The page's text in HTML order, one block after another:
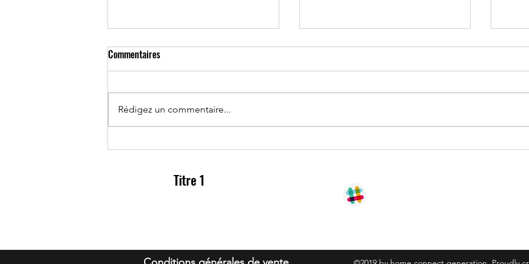
ROSE ÉTERNELLE version HCG &
Découvrez nos dernières
Commentaires
Rédigez un commentaire...
Titre 1